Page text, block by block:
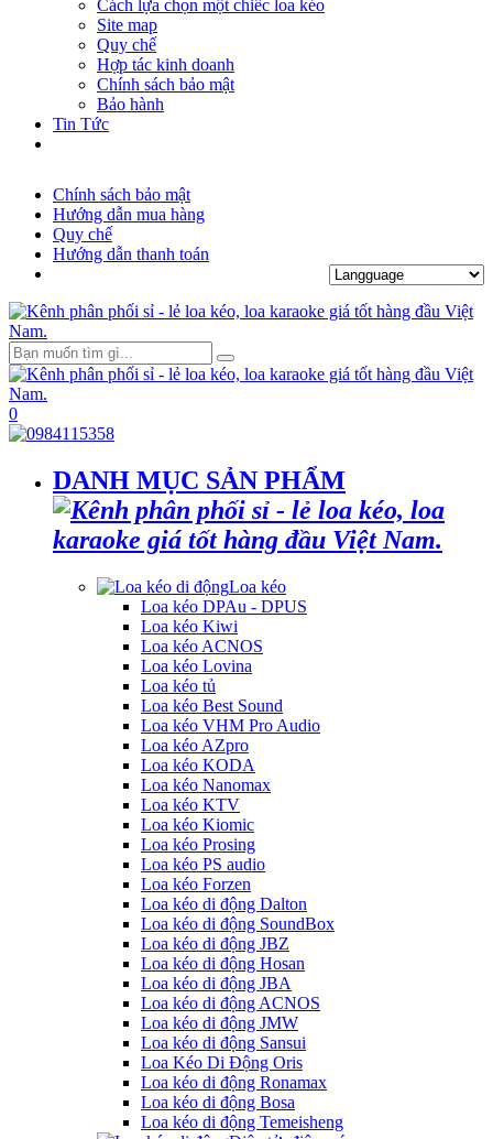
Cách lựa chọn một chiếc loa kéo
Site map
Quy chế
Hợp tác kinh doanh
Chính sách bảo mật
Bảo hành
Tin Tức
Chính sách bảo mật
Hướng dẫn mua hàng
Quy chế
Hướng dẫn thanh toán
0
DANH MỤC SẢN PHẨM
Loa kéo
Loa kéo DPAu - DPUS
Loa kéo Kiwi
Loa kéo ACNOS
Loa kéo Lovina
Loa kéo tủ
Loa kéo Best Sound
Loa kéo VHM Pro Audio
Loa kéo AZpro
Loa kéo KODA
Loa kéo Nanomax
Loa kéo KTV
Loa kéo Kiomic
Loa kéo Prosing
Loa kéo PS audio
Loa kéo Forzen
Loa kéo di động Dalton
Loa kéo di động SoundBox
Loa kéo di động JBZ
Loa kéo di động Hosan
Loa kéo di động JBA
Loa kéo di động ACNOS
Loa kéo di động JMW
Loa kéo di động Sansui
Loa Kéo Di Động Oris
Loa kéo di động Ronamax
Loa kéo di động Bosa
Loa kéo di động Temeisheng